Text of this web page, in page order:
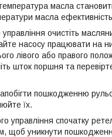
масла
масла
очистіть
насосу працювати на
лівого або правого
шток поршня та
пошкодженню
їх.
управління спочатку
щоб уникнути